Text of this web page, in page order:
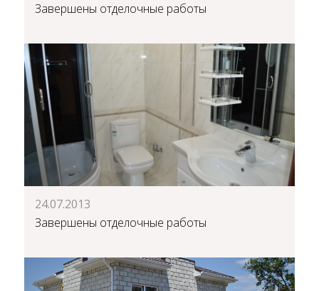
Завершены отделочные работы
24.07.2013
Завершены отделочные работы